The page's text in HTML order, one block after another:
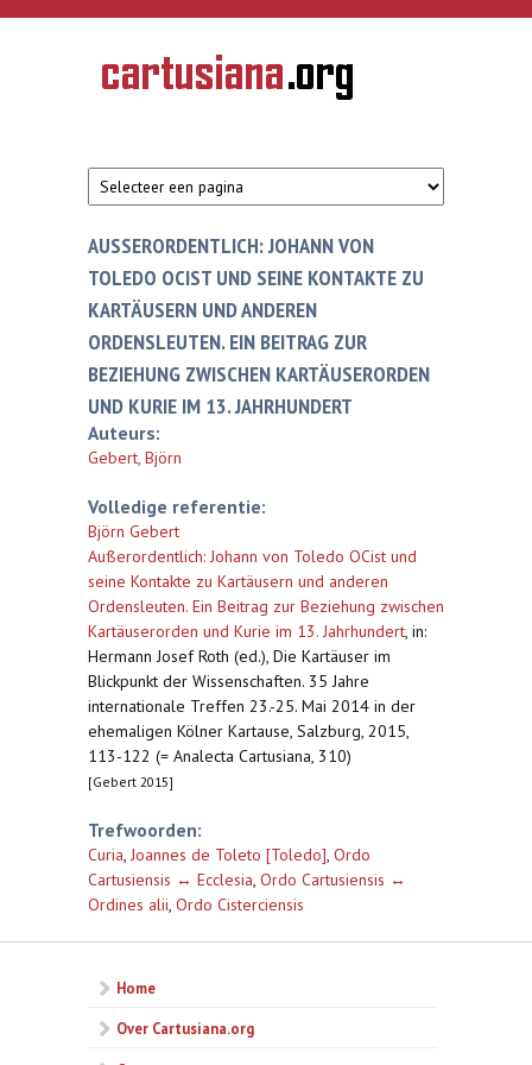
Overslaan en naar de inhoud gaan
CARTUSIANA
Geschiedenis
van de
AUSSERORDENTLICH: JOHANN VON T
OLEDO OCIST UND SEINE KONTAKTE ZU K
ARTÄUSERN UND ANDEREN O
RDENSLEUTEN. EIN BEITRAG ZUR B
EZIEHUNG ZWISCHEN KARTÄUSERORDEN U
ND KURIE IM 13. JAHRHUNDERT
Auteurs:
Gebert, Björn
Volledige referentie:
Björn Gebert
Außerordentlich: Johann von Toledo OCist und
seine Kontakte zu Kartäusern und anderen
Ordensleuten. Ein Beitrag zur Beziehung zwischen
Kartäuserorden und Kurie im 13. Jahrhundert, in:
Hermann Josef Roth (ed.), Die Kartäuser im
Blickpunkt der Wissenschaften. 35 Jahre
internationale Treffen 23.-25. Mai 2014 in der
ehemaligen Kölner Kartause, Salzburg, 2015,
113-122 (= Analecta Cartusiana, 310)
[Gebert 2015]
Trefwoorden:
Curia, Joannes de Toleto [Toledo], Ordo
Cartusiensis ↔ Ecclesia, Ordo Cartusiensis ↔
Ordines alii, Ordo Cisterciensis
Home
Over Cartusiana.org